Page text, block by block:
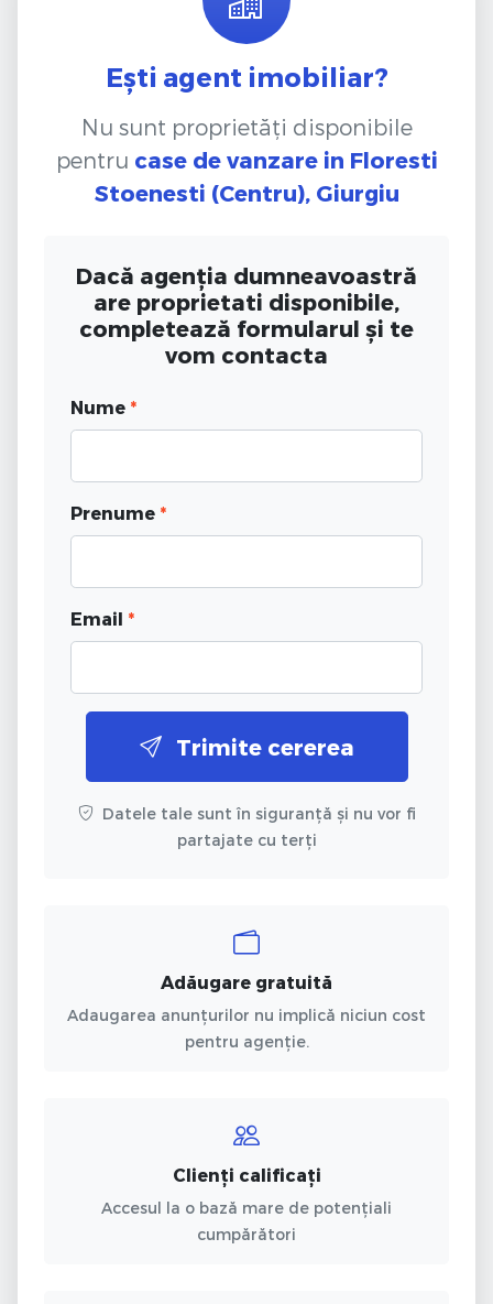
Ești agent imobiliar?
Nu sunt proprietăți disponibile
pentru case de vanzare in Floresti
Stoenesti (Centru), Giurgiu
Dacă agenția dumneavoastră
are proprietati disponibile,
completează formularul și te
vom contacta
Nume *
Prenume *
Email *
Trimite cererea
Datele tale sunt în siguranță și nu vor fi
partajate cu terți
Adăugare gratuită
Adaugarea anunțurilor nu implică niciun cost
pentru agenție.
Clienți calificați
Accesul la o bază mare de potențiali
cumpărători